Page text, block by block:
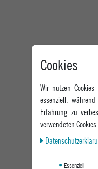
Cookies
Wir nutzen
essenziell,
Erfahrung zu
verwendeten
Essenziell